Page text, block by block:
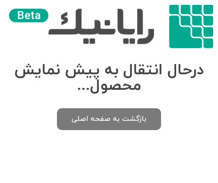
درحال انتقال به پیش نمایش
محصول...
بازگشت به صفحه اصلی